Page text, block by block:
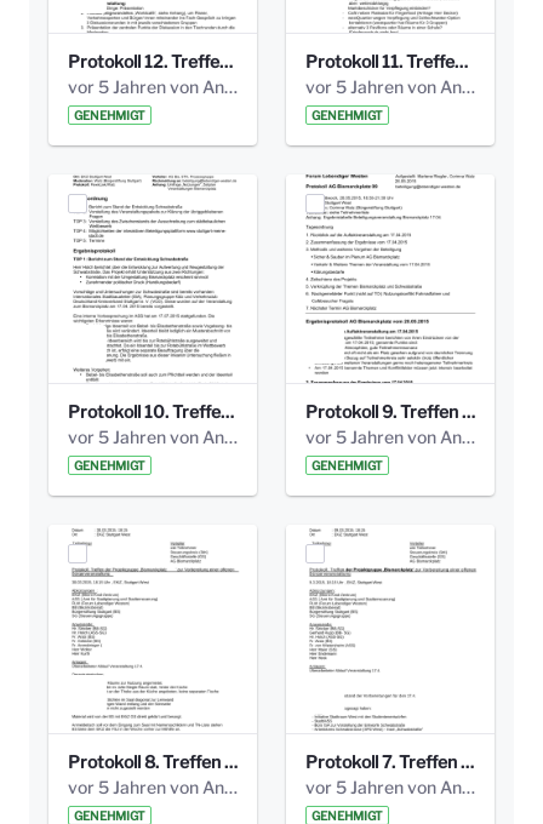
Protokoll 12. Treffen 20150921 AG Bismarckplatz.pdf
vor 5 Jahren von Anni Schlumberger
GENEHMIGT
Protokoll 11. Treffen 20150901 AG Bismarckplatz.pdf
vor 5 Jahren von Anni Schlumberger
GENEHMIGT
Protokoll 10. Treffen 20150720 AG Bismarckplatz.pdf
vor 5 Jahren von Anni Schlumberger
GENEHMIGT
Protokoll 9. Treffen 20150528 AG Bismarckplatz.pdf
vor 5 Jahren von Anni Schlumberger
GENEHMIGT
Protokoll 8. Treffen 20150330 AG Bismarckplatz.pdf
vor 5 Jahren von Anni Schlumberger
GENEHMIGT
Protokoll 7. Treffen 20150308 AG Bismarckplatz.pdf
vor 5 Jahren von Anni Schlumberger
GENEHMIGT